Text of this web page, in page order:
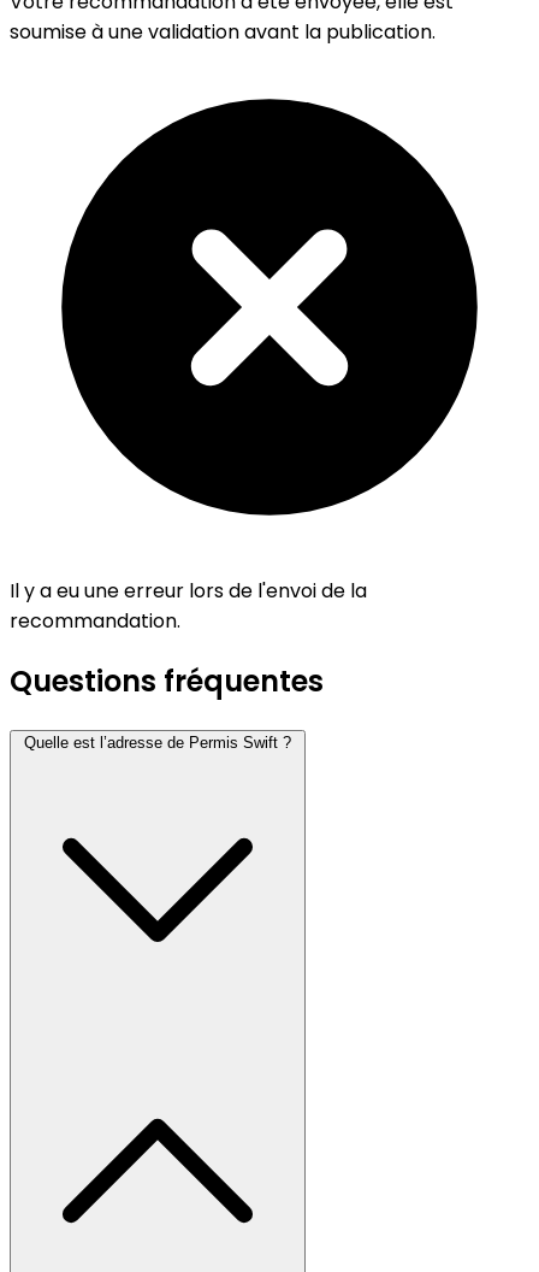
soumise à une validation avant la publication.
Il y a eu une erreur lors de l'envoi de la
recommandation.
Questions fréquentes
Quelle est l’adresse de Permis Swift ?